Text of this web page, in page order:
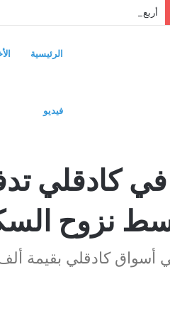
الرئيسية
فيديو
كادقلي تدفع أسعار الشرائح لألف جنيه
كادقلي
نزوح
أسواق كادقلي بقيمة